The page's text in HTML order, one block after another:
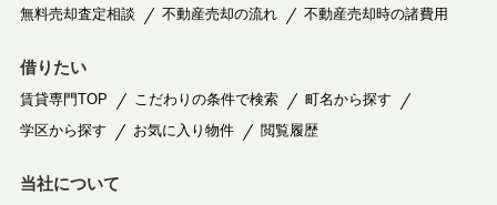
無料売却査定相談
不動産売却の流れ 不動産売却時の諸費用
借りたい
賃貸専門TOP こだわりの条件で検索
町名から探す
学区から探す
お気に入り物件 閲覧履歴
当社について